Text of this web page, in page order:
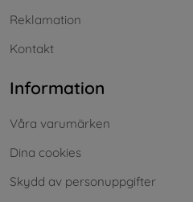
Reklamation
Kontakt
Information
Våra varumärken
Dina cookies
Skydd av personuppgifter